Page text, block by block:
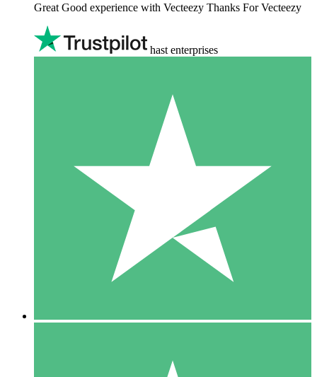
Great Good experience with Vecteezy Thanks For Vecteezy
hast enterprises